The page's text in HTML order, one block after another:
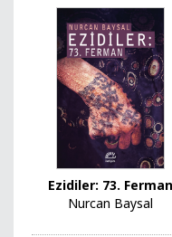
Ezidiler: 73. Ferman
Nurcan Baysal